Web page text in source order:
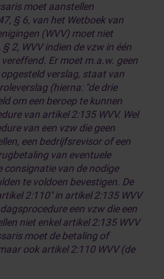
moet aanstellen
§ 6, van het Wetboek van
(WVV) moet niet
2, WVV indien de vzw in één
Er moet m.a.w. geen
verslag, staat van
(hierna: "de drie
om een beroep te kunnen
van artikel 2:135 WVV. Wel
van een vzw die geen
een bedrijfsrevisor of een
van eventuele
consignatie van de nodige
te voldoen bevestigen. De
2:110" in artikel 2:135 WVV
een vzw die een
niet enkel artikel 2:135 WVV
moet de betaling of
ook artikel 2:110 WVV (de